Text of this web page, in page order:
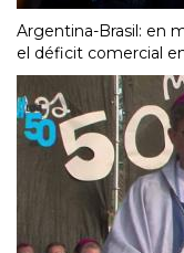
Argentina-Brasil: en
el déficit comercial